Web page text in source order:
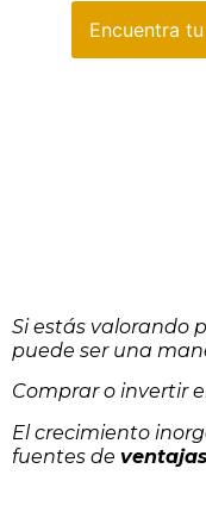
Si estás valorando
puede ser una
Comprar o invertir
El crecimiento
fuentes de